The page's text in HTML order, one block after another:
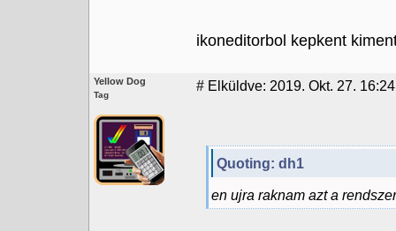
ikoneditorbol kepkent
Yellow Dog
Tag
# Elküldve: 2019. Okt. 27. 16:24
Quoting: dh1
en ujra raknam azt a